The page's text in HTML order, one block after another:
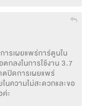
ารเผยแพร่การ์ตูนใน
กลงในการใช้งาน 3.7
ปิดการเผยแพร่
ความไม่สะดวกและขอ
ะ